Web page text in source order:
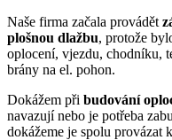
Naše firma začala provádět
plošnou dlažbu, protože
oplocení, vjezdu, chodníku,
brány na el. pohon.
Dokážem při budování
navazují nebo je potřeba
dokážeme je spolu provázat k